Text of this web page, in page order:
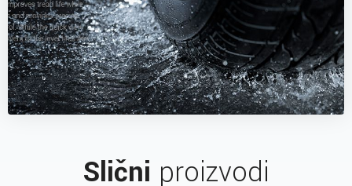
Slični proizvodi